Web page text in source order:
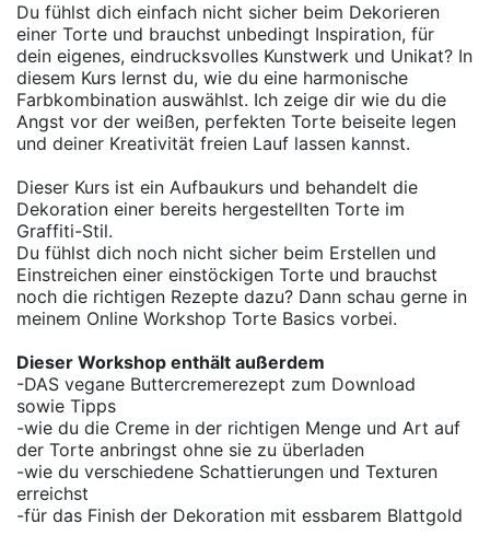
Du fühlst dich einfach nicht sicher beim Dekorieren
einer Torte und brauchst unbedingt Inspiration, für
dein eigenes, eindrucksvolles Kunstwerk und Unikat? In
diesem Kurs lernst du, wie du eine harmonische
Farbkombination auswählst. Ich zeige dir wie du die
Angst vor der weißen, perfekten Torte beiseite legen
und deiner Kreativität freien Lauf lassen kannst.
Dieser Kurs ist ein Aufbaukurs und behandelt die
Dekoration einer bereits hergestellten Torte im
Graffiti-Stil.
Du fühlst dich noch nicht sicher beim Erstellen und
Einstreichen einer einstöckigen Torte und brauchst
noch die richtigen Rezepte dazu? Dann schau gerne in
meinem Online Workshop Torte Basics vorbei.
Dieser Workshop enthält außerdem
-DAS vegane Buttercremerezept zum Download
sowie Tipps
-wie du die Creme in der richtigen Menge und Art auf
der Torte anbringst ohne sie zu überladen
-wie du verschiedene Schattierungen und Texturen
erreichst
-für das Finish der Dekoration mit essbarem Blattgold